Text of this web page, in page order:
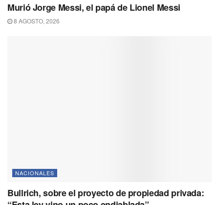
Murió Jorge Messi, el papá de Lionel Messi
8 AGOSTO, 2026
NACIONALES
Bullrich, sobre el proyecto de propiedad privada: